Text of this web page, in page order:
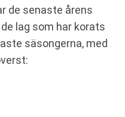
de senaste årens
lag som har korats
säsongerna, med